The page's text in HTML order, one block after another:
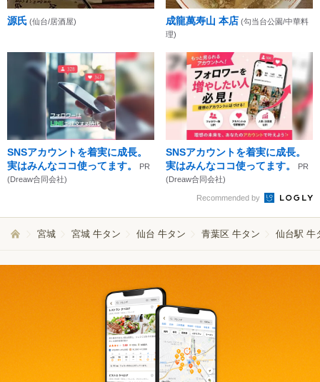
源氏 (仙台/居酒屋) 成龍萬寿山 本店 (勾当台公園/中華料
理)
SNSアカウントを着実に成長。
実はみんなココ使ってます。
PR
(Dreaw合同会社)
SNSアカウントを着実に成長。
実はみんなココ使ってます。
PR
(Dreaw合同会社)
Recommended by
宮城 宮城 牛タン 仙台 牛タン 青葉区 牛タン 仙台駅 牛